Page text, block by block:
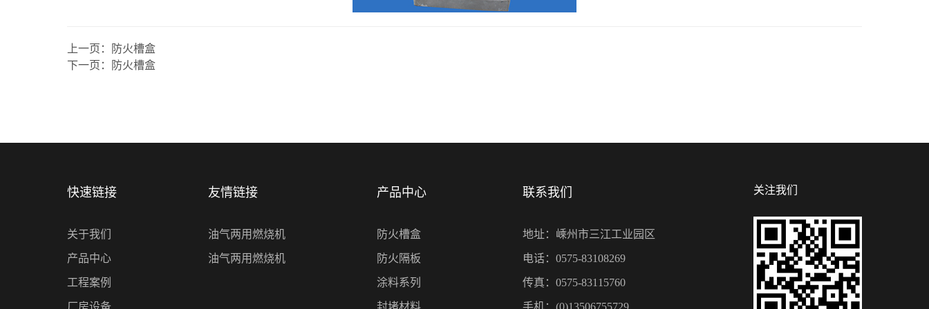
上一页：
防火槽盒
下一页：
防火槽盒
快速链接
关于我们
产品中心
工程案例
厂房设备
友情链接
油气两用燃烧机
油气两用燃烧机
产品中心
防火槽盒
防火隔板
涂料系列
封堵材料
联系我们
地址：嵊州市三江工业园区
电话：0575-83108269
传真：0575-83115760
手机：(0)13506755729
关注我们